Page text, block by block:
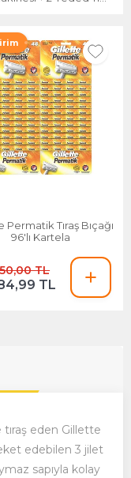
Permatik Tıraş Bıçağı
96'lı Kartela
TL
TL
eden Gillette
edebilen 3 jilet
sapıyla kolay